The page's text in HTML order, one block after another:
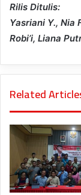
Rilis Ditulis:
Yasriani Y., Nia
Robi’i, Liana
Related